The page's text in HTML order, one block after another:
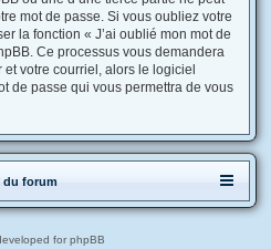
mot de passe. Si vous oubliez votre
la fonction « J’ai oublié mon mot de
Ce processus vous demandera
votre courriel, alors le logiciel
de passe qui vous permettra de vous
du forum
for phpBB